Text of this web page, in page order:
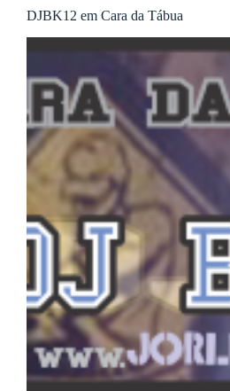
DJBK12 em Cara da Tábua